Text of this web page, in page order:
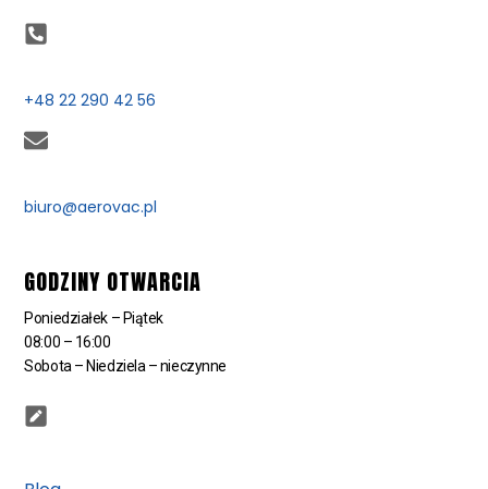
+48 22 290 42 56
biuro@aerovac.pl
GODZINY OTWARCIA
Poniedziałek – Piątek
08:00 – 16:00
Sobota – Niedziela – nieczynne